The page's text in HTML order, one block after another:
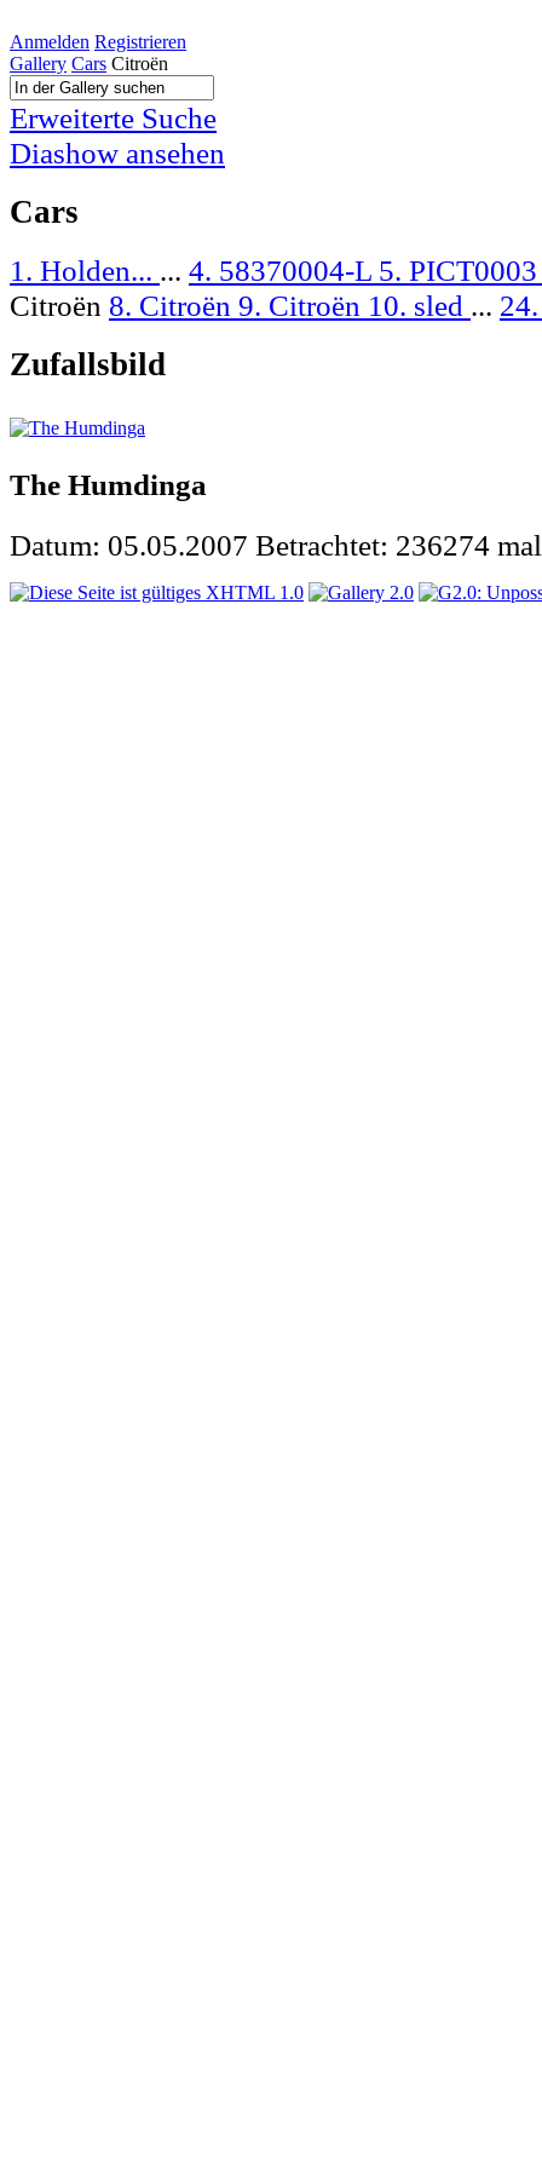
Anmelden Registrieren
Gallery Cars Citroën
Erweiterte Suche
Diashow ansehen
Cars
1. Holden... ... 4. 58370004-L 5.
Citroën 8. Citroën 9. Citroën 10. sled ...
Zufallsbild
The Humdinga
Datum: 05.05.2007 Betrachtet: 236274 mal